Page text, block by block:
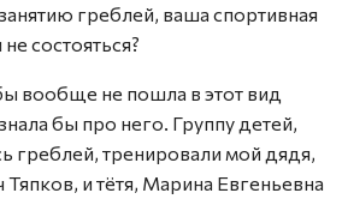
греблей, ваша спортивная
состояться?
вообще не пошла в этот вид
бы про него. Группу детей,
греблей, тренировали мой дядя,
и тётя, Марина Евгеньевна